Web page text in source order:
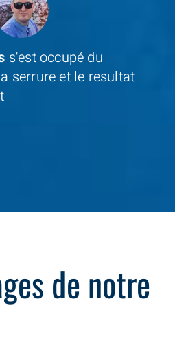
s'est occupé du
serrure et le resultat
de notre